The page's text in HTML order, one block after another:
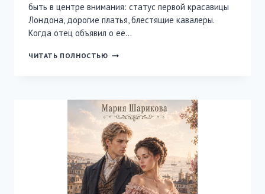
быть в центре внимания: статус первой красавицы
Лондона, дорогие платья, блестящие кавалеры.
Когда отец объявил о её…
ЧИТАТЬ ПОЛНОСТЬЮ АЛЫЙ